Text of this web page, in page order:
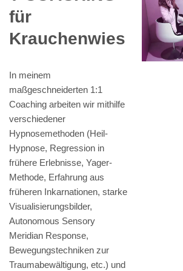
für
Krauchenwies
In meinem
maßgeschneiderten 1:1
Coaching arbeiten wir mithilfe
verschiedener
Hypnosemethoden (Heil-
Hypnose, Regression in
frühere Erlebnisse, Yager-
Methode, Erfahrung aus
früheren Inkarnationen, starke
Visualisierungsbilder,
Autonomous Sensory
Meridian Response,
Bewegungstechniken zur
Traumabewältigung, etc.) und